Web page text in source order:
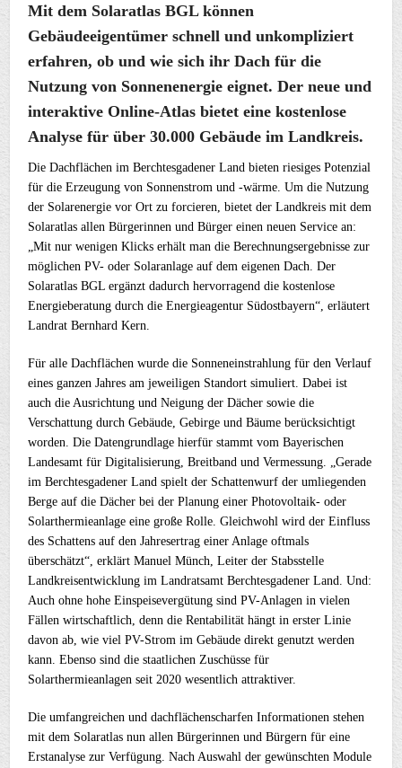
Mit dem Solaratlas BGL können
Gebäudeeigentümer schnell und unkompliziert
erfahren, ob und wie sich ihr Dach für die
Nutzung von Sonnenenergie eignet. Der neue und
interaktive Online-Atlas bietet eine kostenlose
Analyse für über 30.000 Gebäude im Landkreis.
Die Dachflächen im Berchtesgadener Land bieten riesiges Potenzial
für die Erzeugung von Sonnenstrom und -wärme. Um die Nutzung
der Solarenergie vor Ort zu forcieren, bietet der Landkreis mit dem
Solaratlas allen Bürgerinnen und Bürger einen neuen Service an:
„Mit nur wenigen Klicks erhält man die Berechnungsergebnisse zur
möglichen PV- oder Solaranlage auf dem eigenen Dach. Der
Solaratlas BGL ergänzt dadurch hervorragend die kostenlose
Energieberatung durch die Energieagentur Südostbayern“, erläutert
Landrat Bernhard Kern.
Für alle Dachflächen wurde die Sonneneinstrahlung für den Verlauf
eines ganzen Jahres am jeweiligen Standort simuliert. Dabei ist
auch die Ausrichtung und Neigung der Dächer sowie die
Verschattung durch Gebäude, Gebirge und Bäume berücksichtigt
worden. Die Datengrundlage hierfür stammt vom Bayerischen
Landesamt für Digitalisierung, Breitband und Vermessung. „Gerade
im Berchtesgadener Land spielt der Schattenwurf der umliegenden
Berge auf die Dächer bei der Planung einer Photovoltaik- oder
Solarthermieanlage eine große Rolle. Gleichwohl wird der Einfluss
des Schattens auf den Jahresertrag einer Anlage oftmals
überschätzt“, erklärt Manuel Münch, Leiter der Stabsstelle
Landkreisentwicklung im Landratsamt Berchtesgadener Land. Und:
Auch ohne hohe Einspeisevergütung sind PV-Anlagen in vielen
Fällen wirtschaftlich, denn die Rentabilität hängt in erster Linie
davon ab, wie viel PV-Strom im Gebäude direkt genutzt werden
kann. Ebenso sind die staatlichen Zuschüsse für
Solarthermieanlagen seit 2020 wesentlich attraktiver.
Die umfangreichen und dachflächenscharfen Informationen stehen
mit dem Solaratlas nun allen Bürgerinnen und Bürgern für eine
Erstanalyse zur Verfügung. Nach Auswahl der gewünschten Module